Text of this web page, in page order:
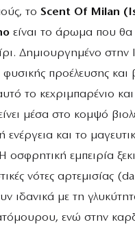
το Scent Of Milan
είναι το άρωμα που θα
Δημιουργημένο στην
φυσικής προέλευσης και
το κεχριμπαρένιο
μέσα στο κομψό
ενέργεια και το
οσφρητική εμπειρία
νότες αρτεμισίας
ιδανικά με τη
ενώ στην